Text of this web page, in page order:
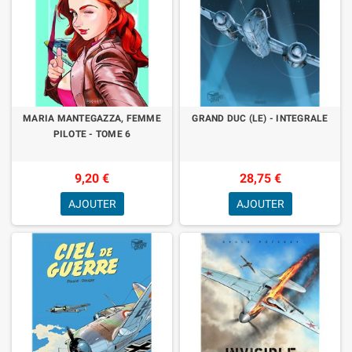
MARIA MANTEGAZZA, FEMME
PILOTE - TOME 6
9,20 €
AJOUTER
GRAND DUC (LE) - INTEGRALE
28,75 €
AJOUTER